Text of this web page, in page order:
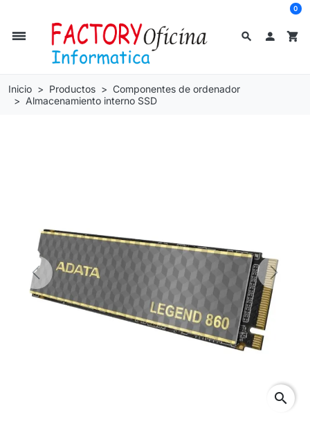
search
dehaze  shopping_cart
0
Inicio Productos
Componentes de ordenador
Almacenamiento interno SSD
Previous Next
search